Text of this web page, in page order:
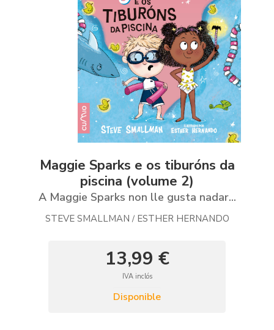
Maggie Sparks e os tiburóns da
piscina (volume 2)
A Maggie Sparks non lle gusta nadar...
STEVE SMALLMAN / ESTHER HERNANDO
13,99 €
IVA inclós
Disponible